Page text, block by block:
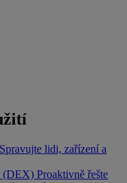
Spravujte lidi, zařízení a
(DEX) Proaktivně řešte